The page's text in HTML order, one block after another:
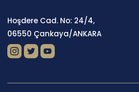
Hoşdere Cad. No: 24/4,
06550 Çankaya/ANKARA